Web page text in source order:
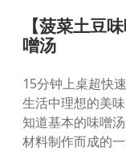
【菠菜土豆
噌汤
15分钟上桌超快
生活中理想的美
知道基本的味噌
材料制作而成的